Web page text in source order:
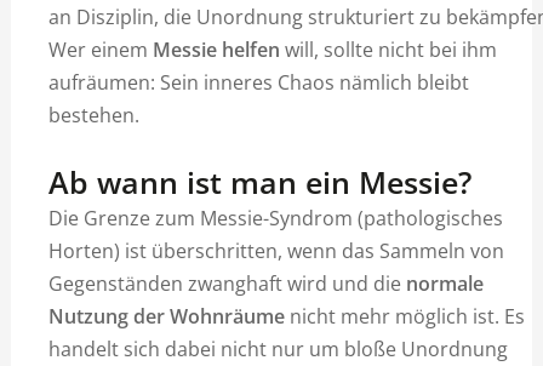
an Disziplin, die Unordnung strukturiert zu
Wer einem Messie helfen will, sollte nicht bei ihm
aufräumen: Sein inneres Chaos nämlich bleibt
bestehen.
Ab wann ist man ein Messie?
Die Grenze zum Messie-Syndrom (pathologisches
Horten) ist überschritten, wenn das Sammeln von
Gegenständen zwanghaft wird und die normale
Nutzung der Wohnräumenicht mehr möglich ist. Es
handelt sich dabei nicht nur um bloße Unordnung